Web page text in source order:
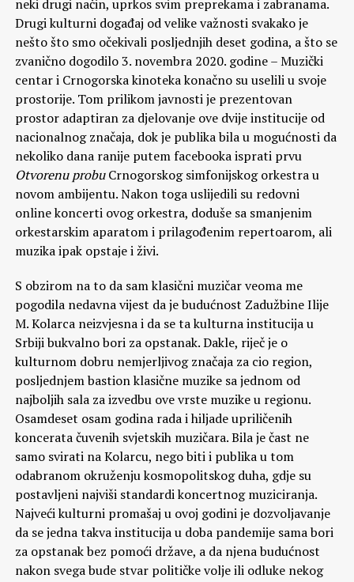
neki drugi način, uprkos svim preprekama i zabranama.
Drugi kulturni događaj od velike važnosti svakako je
nešto što smo očekivali posljednjih deset godina, a što se
zvanično dogodilo 3. novembra 2020. godine – Muzički
centar i Crnogorska kinoteka konačno su uselili u svoje
prostorije. Tom prilikom javnosti je prezentovan
prostor adaptiran za djelovanje ove dvije institucije od
nacionalnog značaja, dok je publika bila u mogućnosti da
nekoliko dana ranije putem facebooka isprati prvu
Otvorenu probuCrnogorskog simfonijskog orkestra u
novom ambijentu. Nakon toga uslijedili su redovni
online koncerti ovog orkestra, doduše sa smanjenim
orkestarskim aparatom i prilagođenim repertoarom, ali
muzika ipak opstaje i živi.
S obzirom na to da sam klasični muzičar veoma me
pogodila nedavna vijest da je budućnost Zadužbine Ilije
M. Kolarca neizvjesna i da se ta kulturna institucija u
Srbiji bukvalno bori za opstanak. Dakle, riječ je o
kulturnom dobru nemjerljivog značaja za cio region,
posljednjem bastion klasične muzike sa jednom od
najboljih sala za izvedbu ove vrste muzike u regionu.
Osamdeset osam godina rada i hiljade upriličenih
koncerata čuvenih svjetskih muzičara. Bila je čast ne
samo svirati na Kolarcu, nego biti i publika u tom
odabranom okruženju kosmopolitskog duha, gdje su
postavljeni najviši standardi koncertnog muziciranja.
Najveći kulturni promašaj u ovoj godini je dozvoljavanje
da se jedna takva institucija u doba pandemije sama bori
za opstanak bez pomoći države, a da njena budućnost
nakon svega bude stvar političke volje ili odluke nekog